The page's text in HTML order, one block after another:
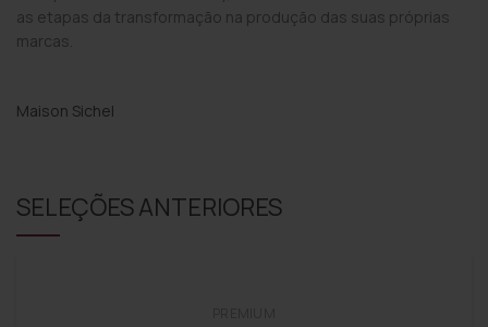
as etapas da transformação na produção das suas próprias
marcas.
Maison Sichel
SELEÇÕES ANTERIORES